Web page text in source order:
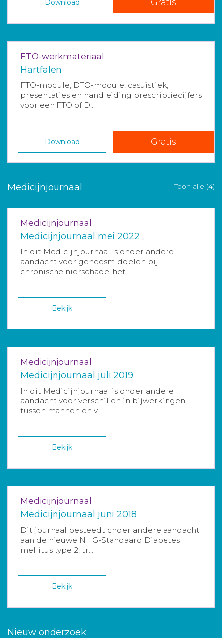
Download Gratis
FTO-werkmateriaal
Hartfalen
FTO-module, DTO-module, casuïstiek,
presentaties en handleiding prescriptiecijfers
voor een FTO of D...
Download Gratis
Medicijnjournaal Toon alle (4)
Medicijnjournaal
Medicijnjournaal mei 2022
In dit Medicijnjournaal is onder andere
aandacht voor geneesmiddelen bij
chronische nierschade, het ...
Bekijk
Medicijnjournaal
Medicijnjournaal juli 2019
In dit Medicijnjournaal is onder andere
aandacht voor verschillen in bijwerkingen
tussen mannen en v...
Bekijk
Medicijnjournaal
Medicijnjournaal juni 2018
Dit journaal besteedt onder andere aandacht
aan de nieuwe NHG-Standaard Diabetes
mellitus type 2, tr...
Bekijk
Nieuw onderzoek